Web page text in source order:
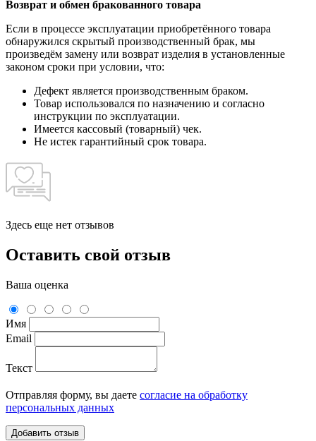
Возврат и обмен бракованного товара
Если в процессе эксплуатации приобретённого товара
обнаружился скрытый производственный брак, мы
произведём замену или возврат изделия в установленные
законом сроки при условии, что:
Дефект является производственным браком.
Товар использовался по назначению и согласно
инструкции по эксплуатации.
Имеется кассовый (товарный) чек.
Не истек гарантийный срок товара.
Здесь еще нет отзывов
Оставить свой отзыв
Ваша оценка
Имя
Email
Текст
Отправляя форму, вы даете согласие на обработку
персональных данных